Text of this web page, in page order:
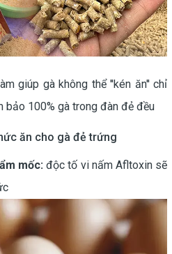
giúp gà không thể ''kén ăn'' chỉ
bảo 100% gà trong đàn đẻ đều
ăn cho gà đẻ trứng
mốc: độc tố vi nấm Afltoxin sẽ